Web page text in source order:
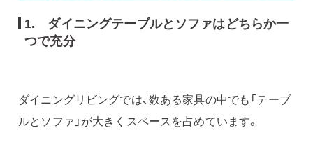
1. ダイニングテーブルとソファはどちらか一
つで充分
ダイニングリビングでは、数ある家具の中でも「テーブ
ルとソファ」が大きくスペースを占めています。